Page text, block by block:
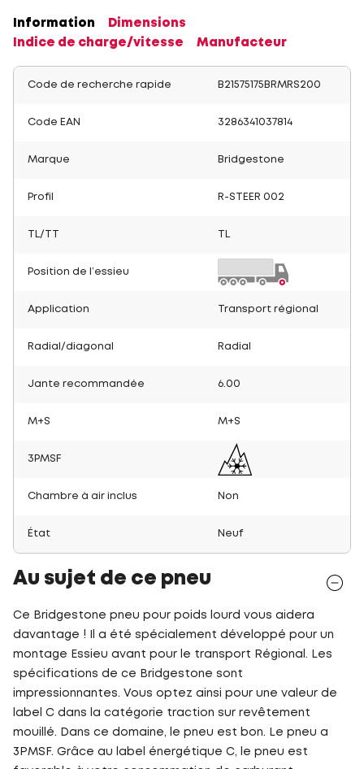
Information
Dimensions
Indice de charge/vitesse
Manufacteur
Code de recherche rapide B21575175BRMRS200
Code EAN 3286341037814
Marque Bridgestone
Profil R-STEER 002
TL/TT
Position de l’essieu
Application Transport régional
Radial/diagonal Radial
Jante recommandée 6.00
M+S M+S
3PMSF
Chambre à air inclus Non
État Neuf
Au sujet de ce pneu
Ce Bridgestone pneu pour poids lourd vous aidera
davantage ! Il a été spécialement développé pour un
montage Essieu avant pour le transport Régional. Les
spécifications de ce Bridgestone sont
impressionnantes. Vous optez ainsi pour une valeur de
label C dans la catégorie traction sur revêtement
mouillé. Dans ce domaine, le pneu est bon. Le pneu a
3PMSF. Grâce au label énergétique C, le pneu est